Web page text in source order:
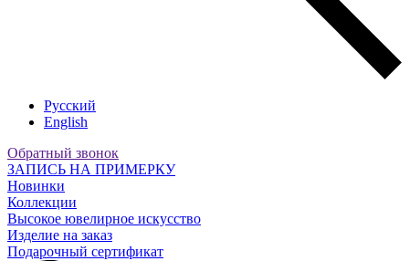
Русский
English
Обратный звонок
ЗАПИСЬ НА ПРИМЕРКУ
Новинки
Коллекции
Высокое ювелирное искусство
Изделие на заказ
Подарочный сертификат